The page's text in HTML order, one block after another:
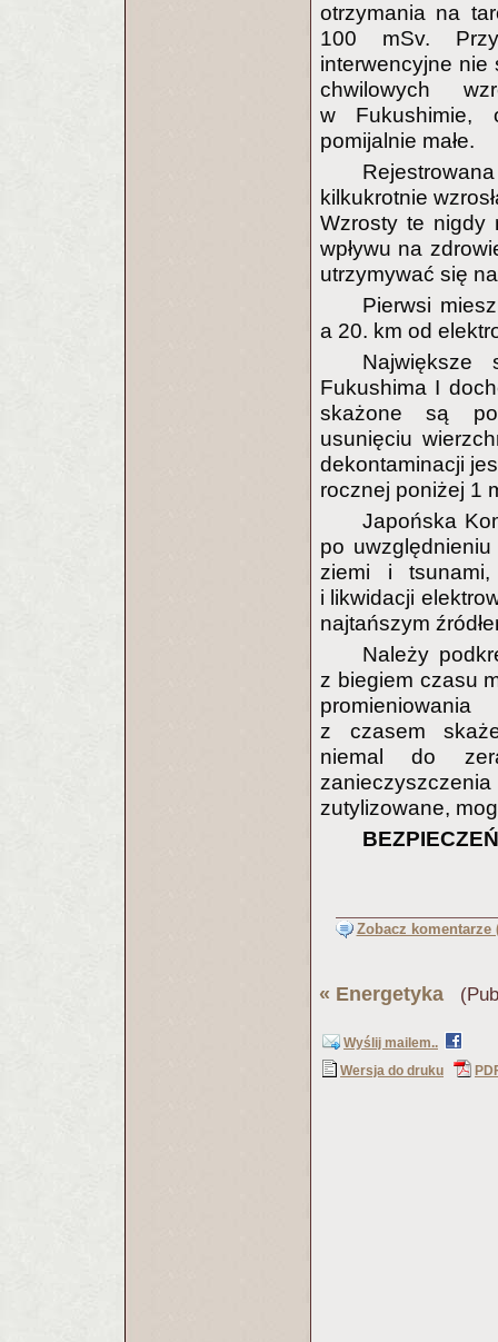
otrzymania na
100 mSv.
interwencyjne
chwilowych
w Fukushimie,
pomijalnie małe.
kilkukrotnie
Wzrosty te nigdy
wpływu na
utrzymywać się
Pierwsi
a 20. km od
Największe
Fukushima I
skażone są
usunięciu
dekontaminacji
rocznej poniżej 1
Japońska
po
ziemi i
i likwidacji
najtańszym
Należy
z biegiem czasu
z czasem
niemal do
zutylizowane,
Zobacz komentarze
« Energetyka
Wyślij mailem..
Wersja do druku